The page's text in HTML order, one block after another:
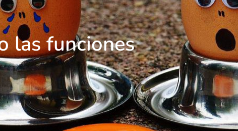
las funciones